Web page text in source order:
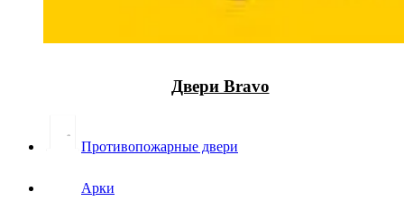
Двери Bravo
Противопожарные двери
Арки